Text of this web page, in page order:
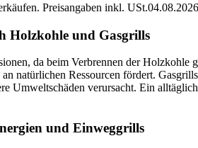
Preisangaben inkl.
Holzkohle und Gasgrills
da beim Verbrennen der
natürlichen Ressourcen fördert.
Umweltschäden verursacht. Ein
und Einweggrills